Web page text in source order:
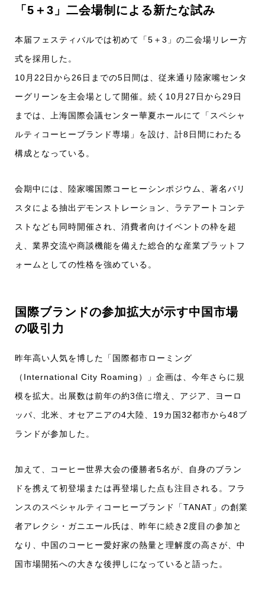
「5＋3」二会場制による新たな試み
本届フェスティバルでは初めて「5＋3」の二会場リレー方
式を採用した。
10月22日から26日までの5日間は、従来通り陸家嘴センタ
ーグリーンを主会場として開催。続く10月27日から29日
までは、上海国際会議センター華夏ホールにて「スペシャ
ルティコーヒーブランド専場」を設け、計8日間にわたる
構成となっている。
会期中には、陸家嘴国際コーヒーシンポジウム、著名バリ
スタによる抽出デモンストレーション、ラテアートコンテ
ストなども同時開催され、消費者向けイベントの枠を超
え、業界交流や商談機能を備えた総合的な産業プラットフ
ォームとしての性格を強めている。
国際ブランドの参加拡大が示す中国市場
の吸引力
昨年高い人気を博した「国際都市ローミング
（International City Roaming）」企画は、今年さらに規
模を拡大。出展数は前年の約3倍に増え、アジア、ヨーロ
ッパ、北米、オセアニアの4大陸、19カ国32都市から48ブ
ランドが参加した。
加えて、コーヒー世界大会の優勝者5名が、自身のブラン
ドを携えて初登場または再登場した点も注目される。フラ
ンスのスペシャルティコーヒーブランド「TANAT」の創業
者アレクシ・ガニエール氏は、昨年に続き2度目の参加と
なり、中国のコーヒー愛好家の熱量と理解度の高さが、中
国市場開拓への大きな後押しになっていると語った。